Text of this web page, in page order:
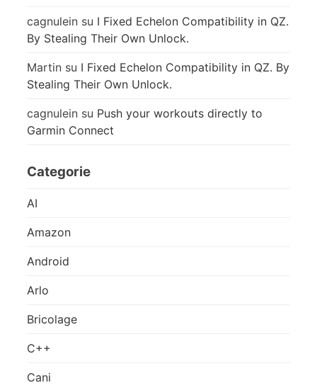
cagnulein su I Fixed Echelon Compatibility in QZ.
By Stealing Their Own Unlock.
Martin su I Fixed Echelon Compatibility in QZ. By
Stealing Their Own Unlock.
cagnulein su Push your workouts directly to
Garmin Connect
Categorie
AI
Amazon
Android
Arlo
Bricolage
C++
Cani